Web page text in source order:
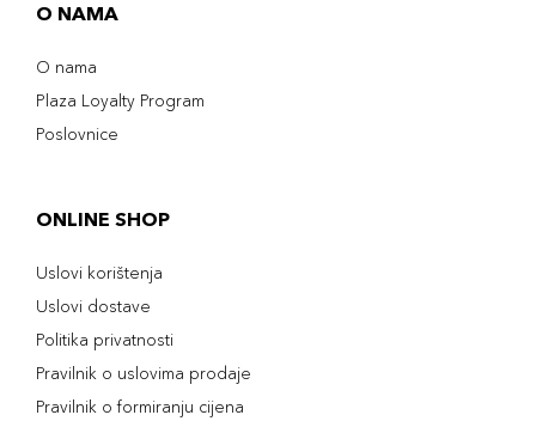
O NAMA
O nama
Plaza Loyalty Program
Poslovnice
ONLINE SHOP
Uslovi korištenja
Uslovi dostave
Politika privatnosti
Pravilnik o uslovima prodaje
Pravilnik o formiranju cijena